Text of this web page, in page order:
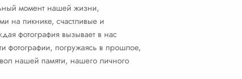
момент нашей жизни,
на пикнике, счастливые и
фотография вызывает в нас
фотографии, погружаясь в прошлое,
нашей памяти, нашего личного